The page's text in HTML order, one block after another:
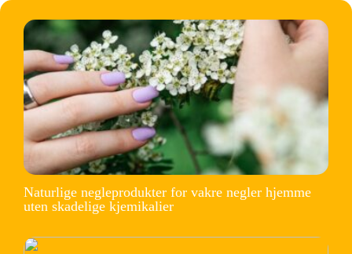
Naturlige negleprodukter for vakre negler hjemme
uten skadelige kjemikalier